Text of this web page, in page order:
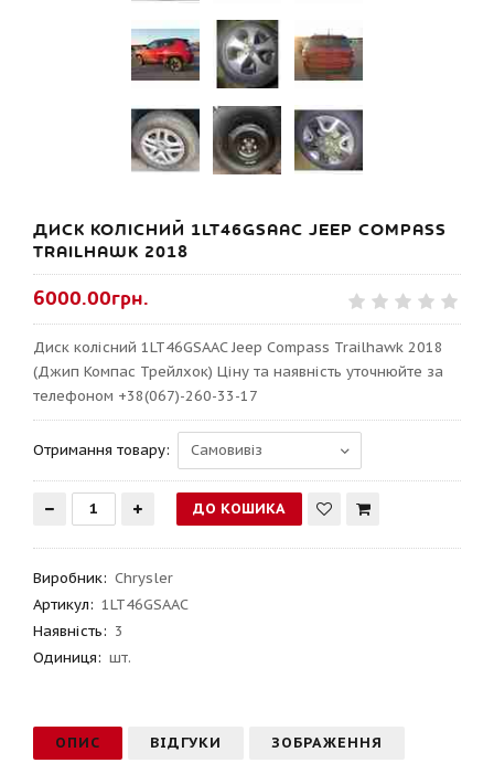
ДИСК КОЛІСНИЙ 1LT46GSAAC JEEP COMPASS
TRAILHAWK 2018
6000.00грн.
Диск колісний 1LT46GSAAC Jeep Compass Trailhawk 2018
(Джип Компас Трейлхок) Ціну та наявність уточнюйте за
телефоном +38(067)-260-33-17
Отримання товару:
Виробник: Chrysler
Артикул: 1LT46GSAAC
Наявність: 3
Одиниця: шт.
ОПИС ВІДГУКИ ЗОБРАЖЕННЯ